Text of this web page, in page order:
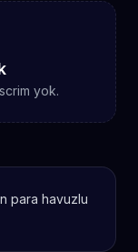
yok.
para havuzlu